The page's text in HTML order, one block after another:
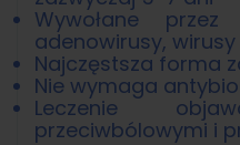
Wywołane
adenowirusy,
Najczęstsza forma
Nie wymaga
Leczenie
przeciwbólowymi i